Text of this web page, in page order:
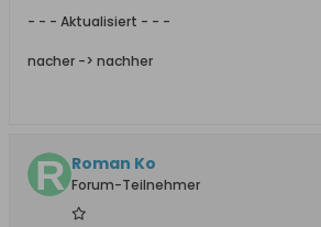
- - - Aktualisiert - - -
nacher -> nachher
Roman Ko
Forum-Teilnehmer